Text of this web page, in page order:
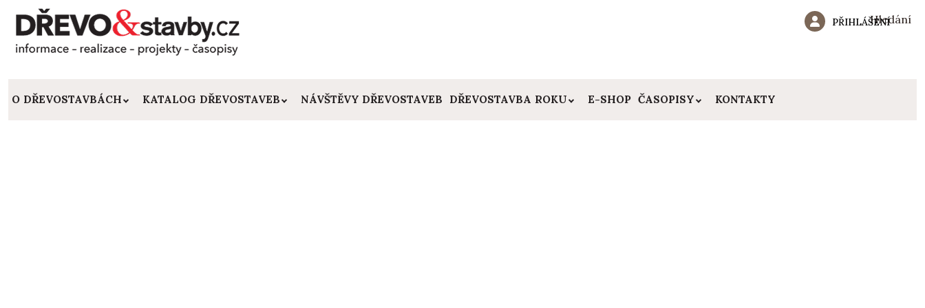
Hledání
PŘIHLÁŠENÍ
O DŘEVOSTAVBÁCH KATALOG DŘEVOSTAVEB NÁVŠTĚVY DŘEVOSTAVEB DŘEVOSTAVBA ROKU E-SHOP ČASOPISY KONTAKTY